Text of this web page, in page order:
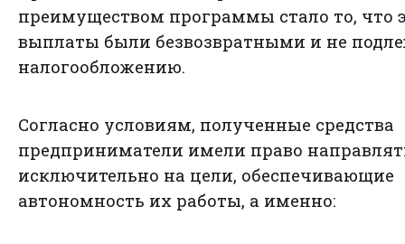
преимуществом программы стало то, что
выплаты были безвозвратными и не
налогообложению.
Согласно условиям, полученные средства
предприниматели имели право
исключительно на цели, обеспечивающие
автономность их работы, а именно: